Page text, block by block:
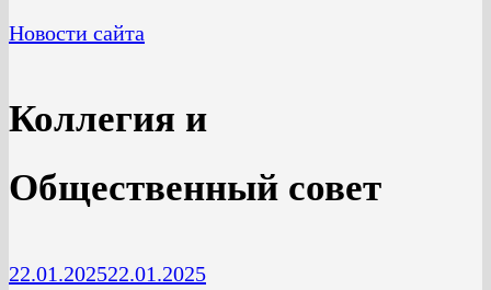
Новости сайта
Коллегия и
Общественный совет
22.01.202522.01.2025